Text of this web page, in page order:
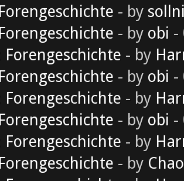
- by
- by obi -
Forengeschichte - by
- by obi -
Forengeschichte - by
- by obi -
Forengeschichte - by
- by